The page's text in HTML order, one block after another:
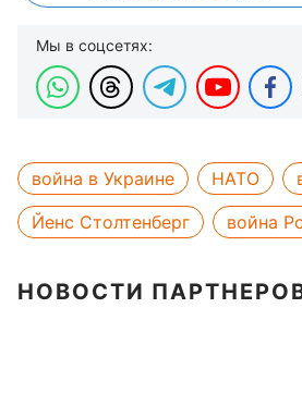
Мы в соцсетях:
война в Украине НАТО
Йенс Столтенберг
война
НОВОСТИ